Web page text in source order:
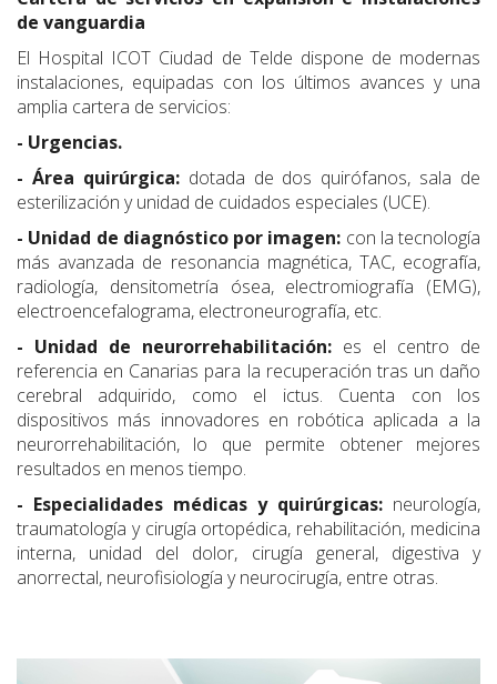
de vanguardia
El Hospital ICOT Ciudad de Telde dispone de modernas
instalaciones, equipadas con los últimos avances y una
amplia cartera de servicios:
- Urgencias.
- Área quirúrgica:dotada de dos quirófanos, sala de
esterilización y unidad de cuidados especiales (UCE).
- Unidad de diagnóstico por imagen: con la tecnología
más avanzada de resonancia magnética, TAC, ecografía,
radiología, densitometría ósea, electromiografía (EMG),
electroencefalograma, electroneurografía, etc.
- Unidad de neurorrehabilitación: es el centro de
referencia en Canarias para la recuperación tras un daño
cerebral adquirido, como el ictus. Cuenta con los
dispositivos más innovadores en robótica aplicada a la
neurorrehabilitación, lo que permite obtener mejores
resultados en menos tiempo.
- Especialidades médicas y quirúrgicas: neurología,
traumatología y cirugía ortopédica, rehabilitación, medicina
interna, unidad del dolor, cirugía general, digestiva y
anorrectal, neurofisiología y neurocirugía, entre otras.